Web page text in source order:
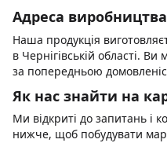
Адреса виробництва
Наша продукція
в Чернігівській області.
за попередньою
Як нас знайти на
Ми відкриті до запитань і
нижче, щоб побудувати